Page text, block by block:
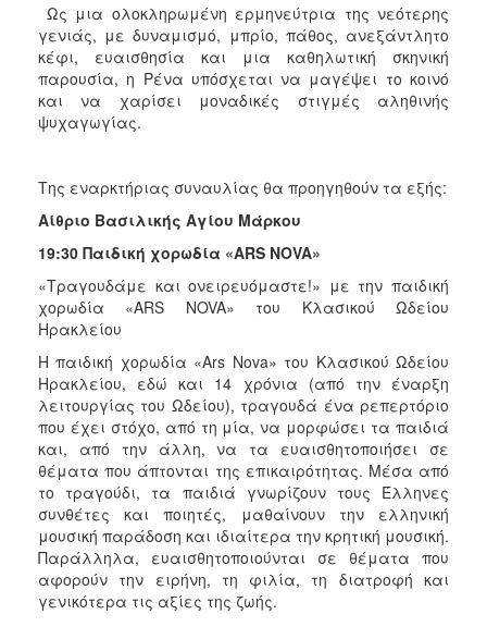
Ως μια ολοκληρωμένη ερμηνεύτρια της νεότερης
γενιάς, με δυναμισμό, μπρίο, πάθος, ανεξάντλητο
κέφι, ευαισθησία και μια καθηλωτική σκηνική
παρουσία, η Ρένα υπόσχεται να μαγέψει το κοινό
και να χαρίσει μοναδικές στιγμές αληθινής
ψυχαγωγίας.
Της εναρκτήριας συναυλίας θα προηγηθούν τα εξής:
Αίθριο Βασιλικής Αγίου Μάρκου
19:30 Παιδική χορωδία «ARS NOVA»
«Τραγουδάμε και ονειρευόμαστε!» με την παιδική
χορωδία «ARS NOVA» του Κλασικού Ωδείου
Ηρακλείου
Η παιδική χορωδία «Ars Nova» του Κλασικού Ωδείου
Ηρακλείου, εδώ και 14 χρόνια (από την έναρξη
λειτουργίας του Ωδείου), τραγουδά ένα ρεπερτόριο
που έχει στόχο, από τη μία, να μορφώσει τα παιδιά
και, από την άλλη, να τα ευαισθητοποιήσει σε
θέματα που άπτονται της επικαιρότητας. Μέσα από
το τραγούδι, τα παιδιά γνωρίζουν τους Έλληνες
συνθέτες και ποιητές, μαθαίνουν την ελληνική
μουσική παράδοση και ιδιαίτερα την κρητική μουσική.
Παράλληλα, ευαισθητοποιούνται σε θέματα που
αφορούν την ειρήνη, τη φιλία, τη διατροφή και
γενικότερα τις αξίες της ζωής.